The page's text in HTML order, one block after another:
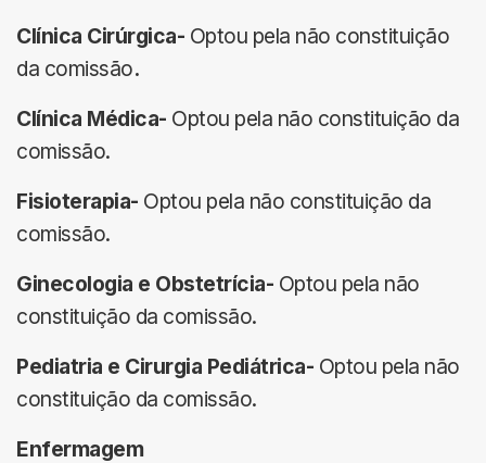
Clínica Cirúrgica- Optou pela não constituição
da comissão.
Clínica Médica- Optou pela não constituição da
comissão.
Fisioterapia- Optou pela não constituição da
comissão.
Ginecologia e Obstetrícia- Optou pela não
constituição da comissão.
Pediatria e Cirurgia Pediátrica- Optou pela não
constituição da comissão.
Enfermagem